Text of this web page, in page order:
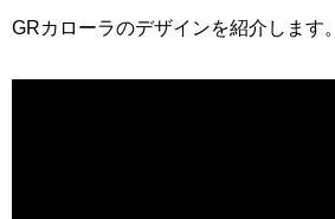
GRカローラのデザインを紹介します。